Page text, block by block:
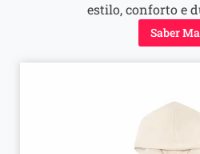
estilo, conforto e
Saber